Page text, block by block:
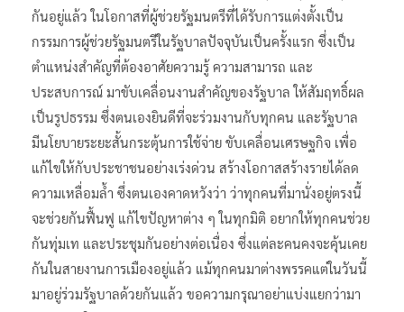
กันอยู่แล้ว ในโอกาสที่ผู้ช่วยรัฐมนตรีที่ได้รับการแต่งตั้งเป็น
กรรมการผู้ช่วยรัฐมนตรีในรัฐบาลปัจจุบันเป็นครั้งแรก ซึ่งเป็น
ตำแหน่งสำคัญที่ต้องอาศัยความรู้ ความสามารถ และ
ประสบการณ์ มาขับเคลื่อนงานสำคัญของรัฐบาล ให้สัมฤทธิ์ผล
เป็นรูปธรรม ซึ่งตนเองยินดีที่จะร่วมงานกับทุกคน และรัฐบาล
มีนโยบายระยะสั้นกระตุ้นการใช้จ่าย ขับเคลื่อนเศรษฐกิจ เพื่อ
แก้ไขให้กับประชาชนอย่างเร่งด่วน สร้างโอกาสสร้างรายได้ลด
ความเหลื่อมล้ำ ซึ่งตนเองคาดหวังว่า ว่าทุกคนที่มานั่งอยู่ตรงนี้
จะช่วยกันฟื้นฟู แก้ไขปัญหาต่าง ๆ ในทุกมิติ อยากให้ทุกคนช่วย
กันทุ่มเท และประชุมกันอย่างต่อเนื่อง ซึ่งแต่ละคนคงจะคุ้นเคย
กันในสายงานการเมืองอยู่แล้ว แม้ทุกคนมาต่างพรรคแต่ในวันนี้
มาอยู่ร่วมรัฐบาลด้วยกันแล้ว ขอความกรุณาอย่าแบ่งแยกว่ามา